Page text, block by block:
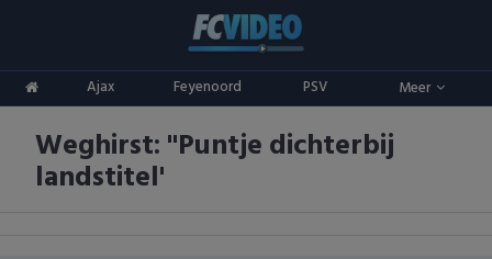
Ajax Feyenoord PSV Meer
ADO Den Haag
Ajax
Competities
Eredivisie
Oranje
Weghirst: "Puntje dichterbij
landstitel'